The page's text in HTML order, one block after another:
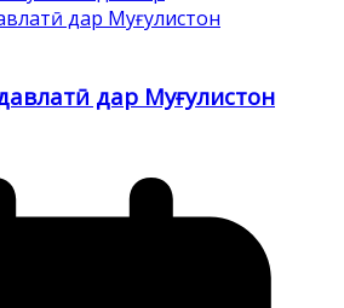
дар Муғулистон